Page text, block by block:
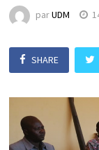
parUDM
SHARE